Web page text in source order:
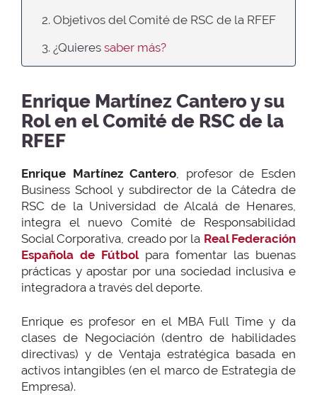
2. Objetivos del Comité de RSC de la RFEF
3. ¿Quieres saber más?
Enrique Martínez Cantero y su
Rol en el Comité de RSC de la
RFEF
Enrique Martínez Cantero , profesor de Esden
Business School y subdirector de la Cátedra de
RSC de la Universidad de Alcalá de Henares,
integra el nuevo Comité de Responsabilidad
Social Corporativa, creado por la Real Federación
Española de Fútbolpara fomentar las buenas
prácticas y apostar por una sociedad inclusiva e
integradora a través del deporte.
Enrique es profesor en el MBA Full Time y da
clases de Negociación (dentro de habilidades
directivas) y de Ventaja estratégica basada en
activos intangibles (en el marco de Estrategia de
Empresa).